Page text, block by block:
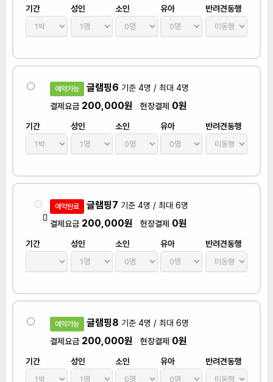
기간 성인 소인 유아 반려견동행
예약가능 글램핑6 기준 4명 / 최대 4명
결제요금 200,000원 현장결제 0원
기간 성인 소인 유아 반려견동행
예약완료 글램핑7 기준 4명 / 최대 6명
결제요금 200,000원 현장결제 0원
기간 성인 소인 유아 반려견동행
예약가능 글램핑8 기준 4명 / 최대 6명
결제요금 200,000원 현장결제 0원
기간 성인 소인 유아 반려견동행